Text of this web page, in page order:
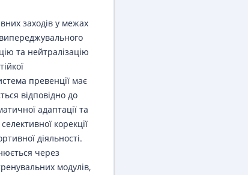
заходів у межах
та нейтралізацію
превенції має
відповідно до
адаптації та
корекції
діяльності.
через
модулів,